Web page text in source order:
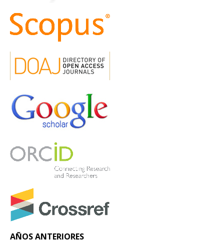
AÑOS ANTERIORES